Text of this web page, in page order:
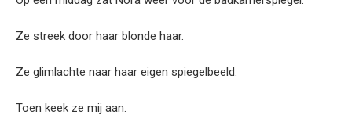
Ze streek door haar blonde haar.
Ze glimlachte naar haar eigen spiegelbeeld.
Toen keek ze mij aan.